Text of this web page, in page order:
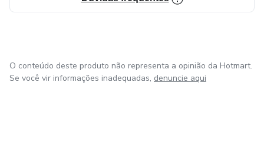
imprimir e emoldurar!
O conteúdo deste produto não representa a opinião da Hotmart.
Se você vir informações inadequadas, denuncie aqui